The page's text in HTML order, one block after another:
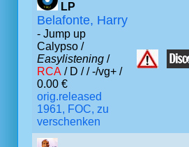
LP
Belafonte, Harry
- Jump up
Calypso /
Easylistening /
RCA / D // -/vg+ /
0.00 €
orig.released
1961, FOC, zu
verschenken